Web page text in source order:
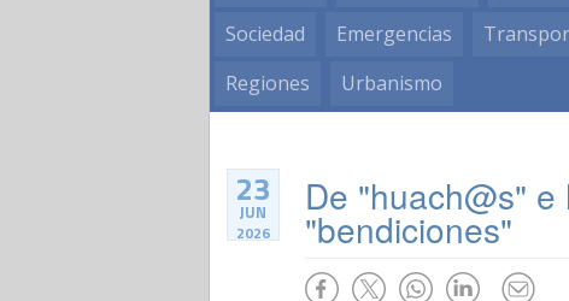
Sociedad
Emergencias
Regiones
Urbanismo
23
JUN
2026
De "huach@s"
"bendiciones"